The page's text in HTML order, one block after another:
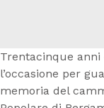
Trentacinque
l’occasione per
memoria del